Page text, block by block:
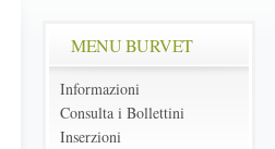
MENU BURVET
Informazioni
Consulta i Bollettini
Inserzioni